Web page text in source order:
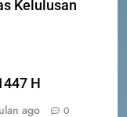
Kelulusan
H
ago 0
– JANGAN